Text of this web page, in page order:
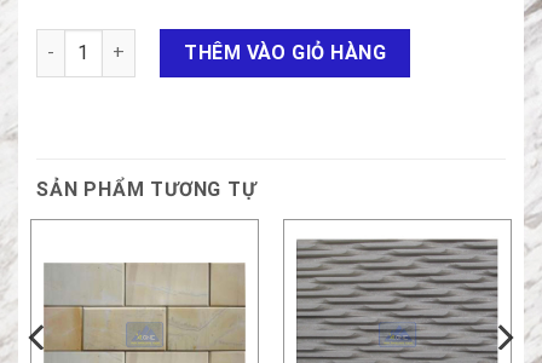
Đá Marble trang trí 008 số lượng
THÊM VÀO GIỎ HÀNG
SẢN PHẨM TƯƠNG TỰ